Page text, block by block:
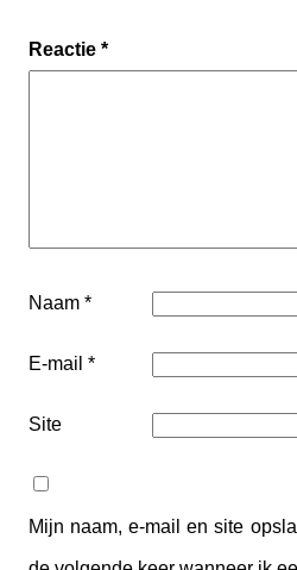
Reactie*
Naam*
E-mail*
Site
Mijn naam, e-mail en site